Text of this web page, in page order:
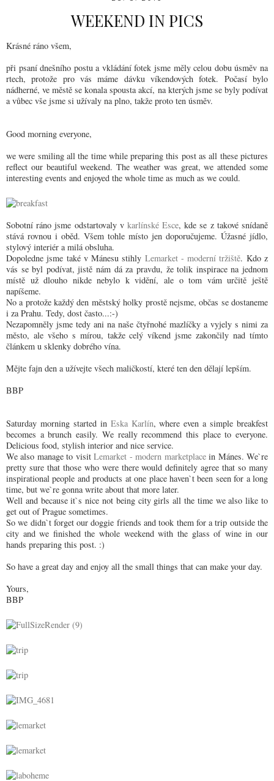
WEEKEND IN PICS
Krásné ráno všem,
při psaní dnešního postu a vkládání fotek jsme měly celou dobu úsměv na
rtech, protože pro vás máme dávku víkendových fotek. Počasí bylo
nádherné, ve městě se konala spousta akcí, na kterých jsme se byly podívat
a vůbec vše jsme si užívaly na plno, takže proto ten úsměv.
Good morning everyone,
we were smiling all the time while preparing this post as all these pictures
reflect our beautiful weekend. The weather was great, we attended some
interesting events and enjoyed the whole time as much as we could.
Sobotní ráno jsme odstartovaly v karlínské Esce, kde se z takové snídaně
stává rovnou i oběd. Všem tohle místo jen doporučujeme. Úžasné jídlo,
stylový interiér a milá obsluha.
Dopoledne jsme také v Mánesu stihly Lemarket - moderní tržiště. Kdo z
vás se byl podívat, jistě nám dá za pravdu, že tolik inspirace na jednom
místě už dlouho nikde nebylo k vidění, ale o tom vám určitě ještě
napíšeme.
No a protože každý den městský holky prostě nejsme, občas se dostaneme
i za Prahu. Tedy, dost často...:-)
Nezapomněly jsme tedy ani na naše čtyřnohé mazlíčky a vyjely s nimi za
město, ale všeho s mírou, takže celý víkend jsme zakončily nad tímto
článkem u sklenky dobrého vína.
Mějte fajn den a užívejte všech maličkostí, které ten den dělají lepším.
BBP
Saturday morning started in Eska Karlín, where even a simple breakfest
becomes a brunch easily. We really recommend this place to everyone.
Delicious food, stylish interior and nice service.
We also manage to visitLemarket - modern marketplacein Mánes. We`re
pretty sure that those who were there would definitely agree that so many
inspirational people and products at one place haven`t been seen for a long
time, but we`re gonna write about that more later.
Well and because it`s nice not being city girls all the time we also like to
get out of Prague sometimes.
So we didn`t forget our doggie friends and took them for a trip outside the
city and we finished the whole weekend with the glass of wine in our
hands preparing this post. :)
So have a great day and enjoy all the small things that can make your day.
Yours,
BBP